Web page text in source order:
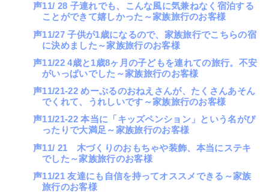
声11/ 28 子連れでも、こんな風に気兼ねなく宿泊する
ことができて嬉しかった～家族旅行のお客様
声11/27 子供が1歳になるので、家族旅行でこちらの宿
に決めました～家族旅行のお客様
声11/22 4歳と1歳8ヶ月の子どもを連れての旅行。不安
がいっぱいでした～家族旅行のお客様
声11/21-22 めーぷるのおねえさんが、たくさんあそん
でくれて、うれしいです～家族旅行のお客様
声11/21-22 本当に「キッズペンション」という名がぴ
ったりで大満足～家族旅行のお客様
声11/ 21 木づくりのおもちゃや装飾、本当にステキ
でした～家族旅行のお客様
声11/21 友達にも自信を持ってオススメできる～家族
旅行のお客様